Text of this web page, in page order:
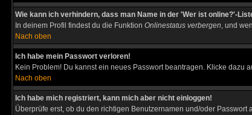
Wie kann ich verhindern, dass man Name in der 'Wer ist online?'-
In deinem Profil findest du die Funktion Onlinestatus verbergen, und
Nach oben
Ich habe mein Passwort verloren!
Kein Problem! Du kannst ein neues Passwort beantragen. Klicke dazu
Nach oben
Ich habe mich registriert, kann mich aber nicht einloggen!
Überprüfe erst, ob du den richtigen Benutzernamen und/oder